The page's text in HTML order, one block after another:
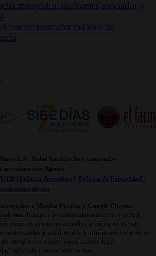
mongólica: síndromes asociados y
sacro: marcador cutáneo de
S.A. Todos los derechos reservados
actualización: Agosto
| Politica de cookies|
Politica de Privacidad /
de uso
Mozilla Firefox y Google Chrome
está dirigida a profesionales sanitarios y podría
que no es accesible o válida en su país.
responsables si usted accede a información que en su
no cumpla con algún requerimiento legal,
registrada o autorizado su uso.